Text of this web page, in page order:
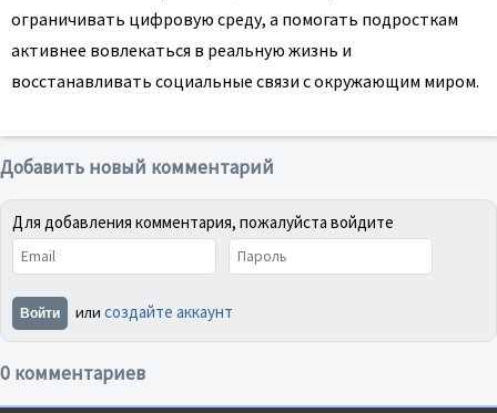
ограничивать цифровую среду, а помогать подросткам
активнее вовлекаться в реальную жизнь и
восстанавливать социальные связи с окружающим миром.
Добавить новый комментарий
Для добавления комментария, пожалуйста войдите
Войти или создайте аккаунт
0 комментариев